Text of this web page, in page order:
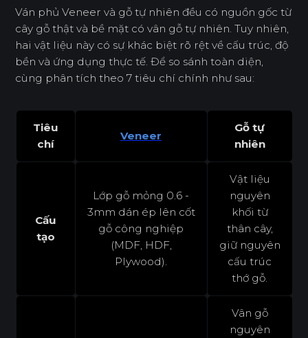
Ván phủ Veneer và gỗ tự nhiên đều có nguồn gốc từ
cây gỗ thật và bề mặt có vân gỗ tự nhiên. Tuy nhiên,
hai vật liệu này có sự khác biệt rõ rệt về cấu trúc, độ
bền và ứng dụng thực tế. Để so sánh toàn diện,
cùng phân tích theo 7 tiêu chí chính như sau:
Tiêu
chí
Veneer
Gỗ tự
nhiên
Cấu
tạo
Lớp gỗ mỏng 0.6 -
3mm dán ép lên cốt
gỗ công nghiệp
(MDF, HDF,
Plywood).
Vật liệu
nguyên
khối từ
thân cây,
giữ nguyên
cấu trúc
thớ gỗ.
Vân gỗ
nguyên